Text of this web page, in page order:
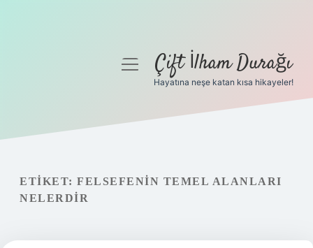
Gizlilik Politikası
Hakkımızda
menüyüÇift İlham Durağı
Hayatına neşe katan kısa hikayeler!
ETIKET: FELSEFENIN TEMEL ALANLARI
NELERDIR